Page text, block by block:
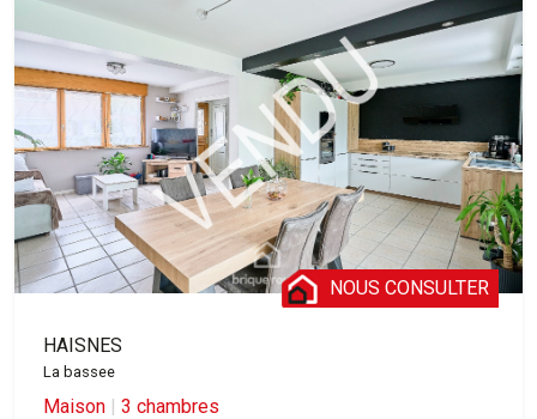
NOUS CONSULTER
HAISNES
La bassee
Maison | 3 chambres